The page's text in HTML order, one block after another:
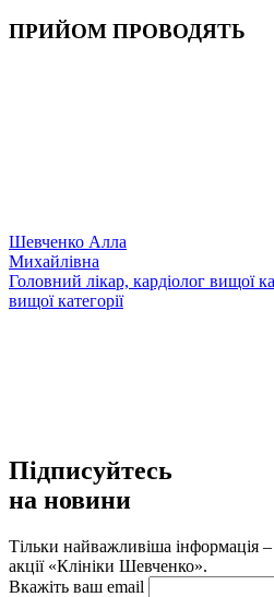
ПРИЙОМ ПРОВОДЯТЬ
Шевченко Алла
Михайлівна
Головний лікар, кардіолог вищої
вищої категорії
Підписуйтесь
на новини
Тільки найважливіша інформація –
акції «Клініки Шевченко».
Вкажіть ваш email